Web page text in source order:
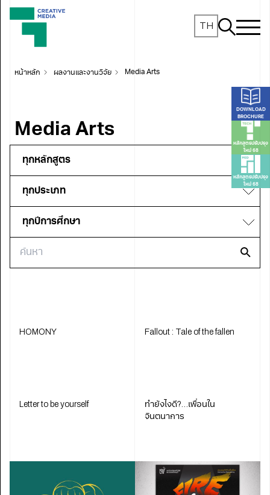
TH
DOWNLOAD
BROCHURE
หลักสูตรปรับปรุง
ใหม่ 68
หลักสูตรปรับปรุง
ใหม่ 68
หน้าหลัก ผลงานและงานวิจัย Media Arts
Media Arts
HOMONY Fallout : Tale of the fallen
Letter to be yourself
ทำยังไงดี?…เพื่อนใน
จินตนาการ